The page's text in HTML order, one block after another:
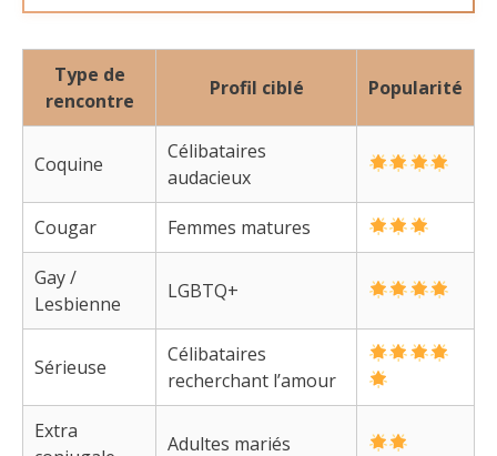
Type de
rencontre
Profil ciblé Popularité
Coquine
Célibataires
audacieux
Cougar Femmes matures
Gay /
Lesbienne
LGBTQ+
Sérieuse
Célibataires
recherchant l’amour
Extra
Adultes mariés